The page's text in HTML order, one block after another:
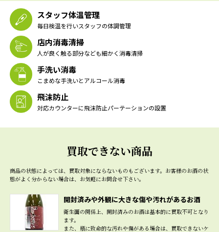
スタッフ体温管理
毎日検温を行いスタッフの体調管理
店内消毒清掃
人が良く触る部分なども細かく消毒清掃
手洗い消毒
こまめな手洗いとアルコール消毒
飛沫防止
対応カウンターに飛沫防止パーテーションの設置
買取できない商品
商品の状態によっては、買取対象にならないものもございます。 お客様のお酒の状
態がよく分からない場合は、お気軽にお問合せ下さい。
開封済みや外観に大きな傷や汚れがあるお酒
衛生面の関係上、開封済みのお酒は基本的に買取不可となり
ます。
また、瓶に致命的な汚れや傷がある場合は、買取できないケ